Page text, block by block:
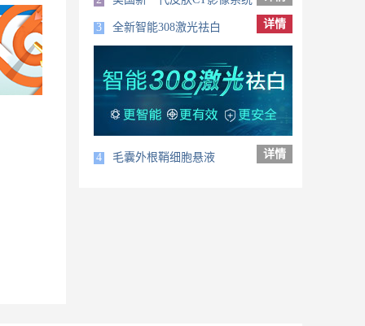
3 全新智能308激光祛白 详情
4 毛囊外根鞘细胞悬液 详情